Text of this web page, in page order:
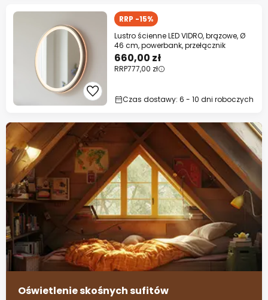
RRP -15%
Lustro ścienne LED VIDRO, brązowe, Ø
46 cm, powerbank, przełącznik
660,00 zł
RRP777,00 zł
Czas dostawy: 6 - 10 dni roboczych
Oświetlenie skośnych sufitów